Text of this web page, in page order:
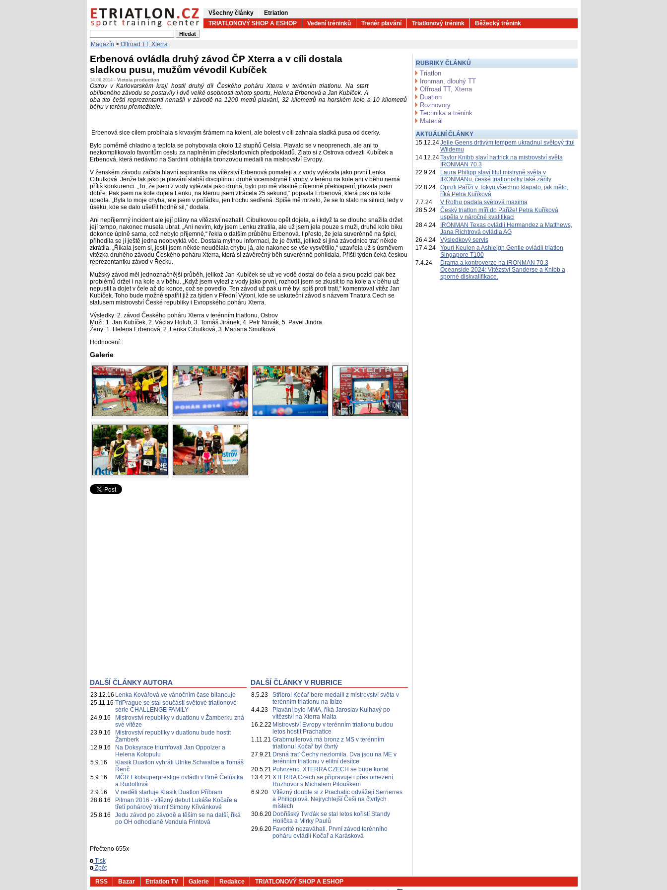
Všechny články
Etriatlon
TRIATLONOVÝ SHOP A ESHOP
Vedení tréninků Trenér plavání Triatlonový trénink Běžecký trénink
Magazín > Offroad TT, Xterra
Erbenová ovládla druhý závod ČP Xterra a v cíli dostala
sladkou pusu, mužům vévodil Kubíček
14.06.2014 - Victoia production
Ostrov v Karlovarském kraji hostil druhý díl Českého poháru Xterra v terénním triatlonu. Na start
oblíbeného závodu se postavily i dvě velké osobnosti tohoto sportu, Helena Erbenová a Jan Kubíček. A
oba tito čeští reprezentanti nenašli v závodě na 1200 metrů plavání, 32 kilometrů na horském kole a 10 kilometrů
běhu v terénu přemožitele.
Erbenová sice cílem probíhala s krvavým šrámem na koleni, ale bolest v cíli zahnala sladká pusa od dcerky.
Bylo poměrně chladno a teplota se pohybovala okolo 12 stupňů Celsia. Plavalo se v neoprenech, ale ani to
nezkomplikovalo favoritům cestu za naplněním předstartovních předpokladů. Zlato si z Ostrova odvezli Kubíček a
Erbenová, která nedávno na Sardinii obhájila bronzovou medaili na mistrovství Evropy.
V ženském závodu začala hlavní aspirantka na vítězství Erbenová pomaleji a z vody vylézala jako první Lenka
Cibulková. Jenže tak jako je plavání slabší disciplínou druhé vicemistryně Evropy, v terénu na kole ani v běhu nemá
příliš konkurenci. „To, že jsem z vody vylézala jako druhá, bylo pro mě vlastně příjemné překvapení, plavala jsem
dobře. Pak jsem na kole dojela Lenku, na kterou jsem ztrácela 25 sekund,“ popsala Erbenová, která pak na kole
upadla. „Byla to moje chyba, ale jsem v pořádku, jen trochu sedřená. Spíše mě mrzelo, že se to stalo na silnici, tedy v
úseku, kde se dalo ušetřit hodně sil,“ dodala.
Ani nepříjemný incident ale její plány na vítězství nezhatil. Cibulkovou opět dojela, a i když ta se dlouho snažila držet
její tempo, nakonec musela ubrat. „Ani nevím, kdy jsem Lenku ztratila, ale už jsem jela pouze s muži, druhé kolo biku
dokonce úplně sama, což nebylo příjemné,“ řekla o dalším průběhu Erbenová. I přesto, že jela suverénně na špici,
přihodila se jí ještě jedna neobvyklá věc. Dostala mylnou informaci, že je čtvrtá, jelikož si jiná závodnice trať někde
zkrátila. „Říkala jsem si, jestli jsem někde neudělala chybu já, ale nakonec se vše vysvětlilo,“ uzavřela už s úsměvem
vítězka druhého závodu Českého poháru Xterra, která si závěrečný běh suverénně pohlídala. Příští týden čeká českou
reprezentantku závod v Řecku.
Mužský závod měl jednoznačnější průběh, jelikož Jan Kubíček se už ve vodě dostal do čela a svou pozici pak bez
problémů držel i na kole a v běhu. „Když jsem vylezl z vody jako první, rozhodl jsem se zkusit to na kole a v běhu už
nepustit a dojet v čele až do konce, což se povedlo. Ten závod už pak u mě byl spíš proti trati,“ komentoval vítěz Jan
Kubíček. Toho bude možné spatřit již za týden v Přední Výtoni, kde se uskuteční závod s názvem Tnatura Cech se
statusem mistrovství České republiky i Evropského poháru Xterra.
Výsledky: 2. závod Českého poháru Xterra v terénním triatlonu, Ostrov
Muži: 1. Jan Kubíček, 2. Václav Holub, 3. Tomáš Jiránek, 4. Petr Novák, 5. Pavel Jindra.
Ženy: 1. Helena Erbenová, 2. Lenka Cibulková, 3. Mariana Smutková.
Hodnocení:
Galerie
DALŠÍ ČLÁNKY AUTORA
23.12.16 Lenka Kovářová ve vánočním čase bilancuje
25.11.16 TriPrague se stal součástí světové triatlonové
série CHALLENGE FAMILY
24.9.16
Mistrovství republiky v duatlonu v Žamberku zná
své vítěze
23.9.16
Mistrovství republiky v duatlonu bude hostit
Žamberk
12.9.16
Na Doksyrace triumfovali Jan Oppolzer a
Helena Kotopulu
5.9.16
Klasik Duatlon vyhráli Ulrike Schwalbe a Tomáš
Řenč
5.9.16
MČR Ekolsuperprestige ovládli v Brně Čelůstka
a Rudolfová
2.9.16
V neděli startuje Klasik Duatlon Příbram
28.8.16
Pilman 2016 - vítězný debut Lukáše Kočaře a
třetí pohárový triumf Simony Křivánkové
25.8.16
Jedu závod po závodě a těším se na další, říká
po OH odhodlaně Vendula Frintová
DALŠÍ ČLÁNKY V RUBRICE
8.5.23
Stříbro! Kočař bere medaili z mistrovství světa v
terénním triatlonu na Ibize
4.4.23
Plavání bylo MMA, říká Jaroslav Kulhavý po
vítězství na Xterra Malta
16.2.22 Mistrovství Evropy v terénním triatlonu budou
letos hostit Prachatice
1.11.21 Grabmullerová má bronz z MS v terénním
triatlonu! Kočař byl čtvrtý
27.9.21 Drsná trať Čechy nezlomila. Dva jsou na ME v
terénním triatlonu v elitní desítce
20.5.21 Potvrzeno. XTERRA CZECH se bude konat
13.4.21 XTERRA Czech se připravuje i přes omezení.
Rozhovor s Michalem Pilouškem
6.9.20
Vítězný double si z Prachatic odvážejí Serrierres
a Philippiová. Nejrychlejší Češi na čtvrtých
místech
30.6.20 Dobříšský Tvrďák se stal letos kořistí Standy
Holička a Mirky Paulů
29.6.20 Favorité nezaváhali. První závod terénního
poháru ovládli Kočař a Karásková
Přečteno 655x
Tisk
Zpět
RUBRIKY ČLÁNKŮ
Triatlon
Ironman, dlouhý TT
Offroad TT, Xterra
Duatlon
Rozhovory
Technika a trénink
Materiál
AKTUÁLNÍ ČLÁNKY
15.12.24Jelle Geens drtivým tempem ukradnul světový titul
Wildemu
14.12.24Taylor Knibb slaví hattrick na mistrovství světa
IRONMAN 70.3
22.9.24
Laura Philipp slaví titul mistryně světa v
IRONMANu, české triatlonistky také zářily
22.8.24
Oproti Paříži v Tokyu všechno klapalo, jak mělo,
říká Petra Kuříková
7.7.24
V Rothu padala světová maxima
28.5.24
Český triatlon míří do Paříže! Petra Kuříková
uspěla v náročné kvalifikaci
28.4.24
IRONMAN Texas ovládli Hermandez a Matthews,
Jana Richtrová ovládla AG
26.4.24
Výsledkový servis
17.4.24
Youri Keulen a Ashleigh Gentle ovládli triatlon
Singapore T100
7.4.24
Drama a kontroverze na IRONMAN 70.3
Oceanside 2024: Vítězství Sanderse a Knibb a
sporné diskvalifikace.
RSS Bazar Etriatlon TV Galerie Redakce
TRIATLONOVÝ SHOP A ESHOP